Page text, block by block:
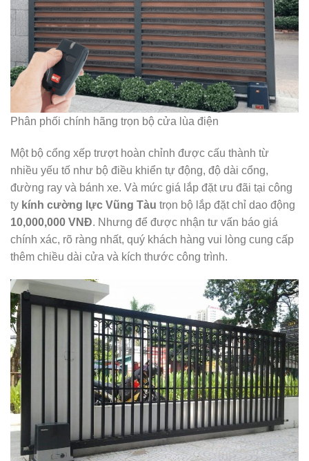
Phân phối chính hãng trọn bộ cửa lùa điện
Một bộ cổng xếp trượt hoàn chỉnh được cấu thành từ
nhiều yếu tố như bộ điều khiển tự động, độ dài cổng,
đường ray và bánh xe. Và mức giá lắp đặt ưu đãi tại công
ty kính cường lực Vũng Tàu trọn bộ lắp đặt chỉ dao động
10,000,000 VNĐ. Nhưng để được nhận tư vấn báo giá
chính xác, rõ ràng nhất, quý khách hàng vui lòng cung cấp
thêm chiều dài cửa và kích thước công trình.